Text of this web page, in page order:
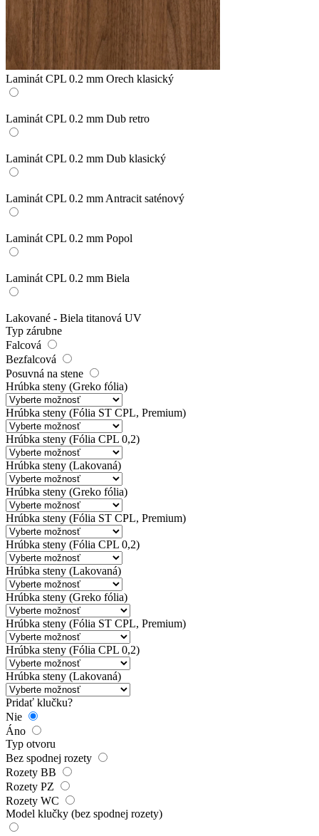
Laminát CPL 0.2 mm Orech klasický
Laminát CPL 0.2 mm Dub retro
Laminát CPL 0.2 mm Dub klasický
Laminát CPL 0.2 mm Antracit saténový
Laminát CPL 0.2 mm Popol
Laminát CPL 0.2 mm Biela
Lakované - Biela titanová UV
Typ zárubne
Falcová
Bezfalcová
Posuvná na stene
Hrúbka steny (Greko fólia)
Hrúbka steny (Fólia ST CPL, Premium)
Hrúbka steny (Fólia CPL 0,2)
Hrúbka steny (Lakovaná)
Hrúbka steny (Greko fólia)
Hrúbka steny (Fólia ST CPL, Premium)
Hrúbka steny (Fólia CPL 0,2)
Hrúbka steny (Lakovaná)
Hrúbka steny (Greko fólia)
Hrúbka steny (Fólia ST CPL, Premium)
Hrúbka steny (Fólia CPL 0,2)
Hrúbka steny (Lakovaná)
Pridať klučku?
Nie
Áno
Typ otvoru
Bez spodnej rozety
Rozety BB
Rozety PZ
Rozety WC
Model klučky (bez spodnej rozety)